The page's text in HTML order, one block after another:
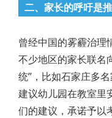
二、家长的呼吁是
曾经中国的雾霾治理
不少地区的家长联名
统”，比如石家庄多
建议幼儿园在教室里
们的建议，承诺予以